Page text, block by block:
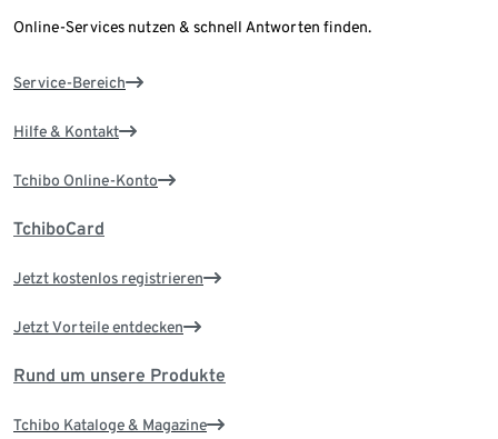
Online-Services nutzen & schnell Antworten finden.
Service-Bereich
Hilfe & Kontakt
Tchibo Online-Konto
TchiboCard
Jetzt kostenlos registrieren
Jetzt Vorteile entdecken
Rund um unsere Produkte
Tchibo Kataloge & Magazine